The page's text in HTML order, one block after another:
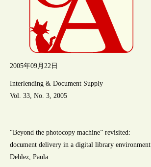
2005年09月22日
Interlending & Document Supply
Vol. 33, No. 3, 2005
“Beyond the photocopy machine” revisited:
document delivery in a digital library environment
Dehlez, Paula